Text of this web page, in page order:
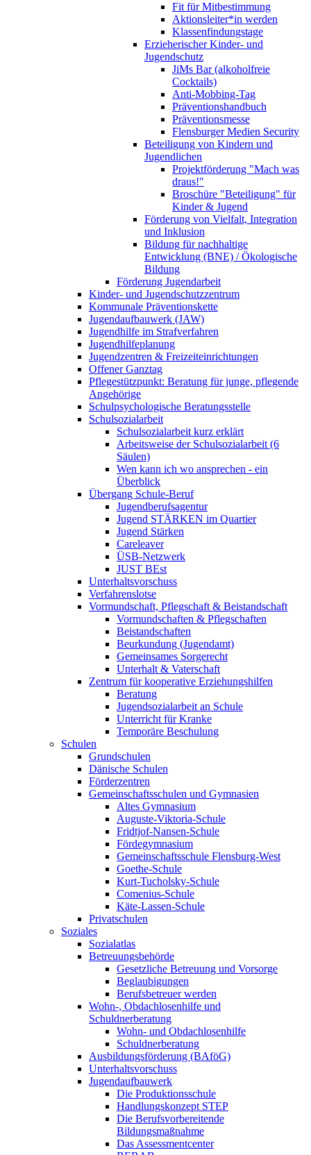
Fit für Mitbestimmung
Aktionsleiter*in werden
Klassenfindungstage
Erzieherischer Kinder- und
Jugendschutz
JiMs Bar (alkoholfreie
Cocktails)
Anti-Mobbing-Tag
Präventionshandbuch
Präventionsmesse
Flensburger Medien Security
Beteiligung von Kindern und
Jugendlichen
Projektförderung "Mach was
draus!"
Broschüre "Beteiligung" für
Kinder & Jugend
Förderung von Vielfalt, Integration
und Inklusion
Bildung für nachhaltige
Entwicklung (BNE) / Ökologische
Bildung
Förderung Jugendarbeit
Kinder- und Jugendschutzzentrum
Kommunale Präventionskette
Jugendaufbauwerk (JAW)
Jugendhilfe im Strafverfahren
Jugendhilfeplanung
Jugendzentren & Freizeiteinrichtungen
Offener Ganztag
Pflegestützpunkt: Beratung für junge, pflegende
Angehörige
Schulpsychologische Beratungsstelle
Schulsozialarbeit
Schulsozialarbeit kurz erklärt
Arbeitsweise der Schulsozialarbeit (6
Säulen)
Wen kann ich wo ansprechen - ein
Überblick
Übergang Schule-Beruf
Jugendberufsagentur
Jugend STÄRKEN im Quartier
Jugend Stärken
Careleaver
ÜSB-Netzwerk
JUST BEst
Unterhaltsvorschuss
Verfahrenslotse
Vormundschaft, Pflegschaft & Beistandschaft
Vormundschaften & Pflegschaften
Beistandschaften
Beurkundung (Jugendamt)
Gemeinsames Sorgerecht
Unterhalt & Vaterschaft
Zentrum für kooperative Erziehungshilfen
Beratung
Jugendsozialarbeit an Schule
Unterricht für Kranke
Temporäre Beschulung
Schulen
Grundschulen
Dänische Schulen
Förderzentren
Gemeinschaftsschulen und Gymnasien
Altes Gymnasium
Auguste-Viktoria-Schule
Fridtjof-Nansen-Schule
Fördegymnasium
Gemeinschaftsschule Flensburg-West
Goethe-Schule
Kurt-Tucholsky-Schule
Comenius-Schule
Käte-Lassen-Schule
Privatschulen
Soziales
Sozialatlas
Betreuungsbehörde
Gesetzliche Betreuung und Vorsorge
Beglaubigungen
Berufsbetreuer werden
Wohn-, Obdachlosenhilfe und
Schuldnerberatung
Wohn- und Obdachlosenhilfe
Schuldnerberatung
Ausbildungsförderung (BAföG)
Unterhaltsvorschuss
Jugendaufbauwerk
Die Produktionsschule
Handlungskonzept STEP
Die Berufsvorbereitende
Bildungsmaßnahme
Das Assessmentcenter